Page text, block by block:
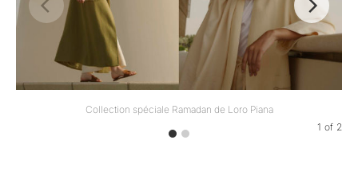
Collection spéciale Ramadan de Loro Piana
1 of 2